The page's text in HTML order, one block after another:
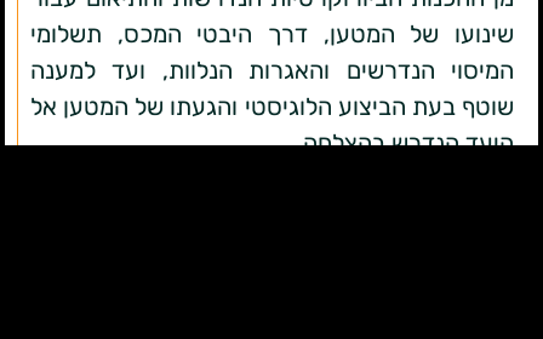
שינועו של המטען, דרך היבטי המכס, תשלומי
המיסוי הנדרשים והאגרות הנלוות, ועד למענה
שוטף בעת הביצוע הלוגיסטי והגעתו של המטען אל
היעד הנדרש בהצלחה.